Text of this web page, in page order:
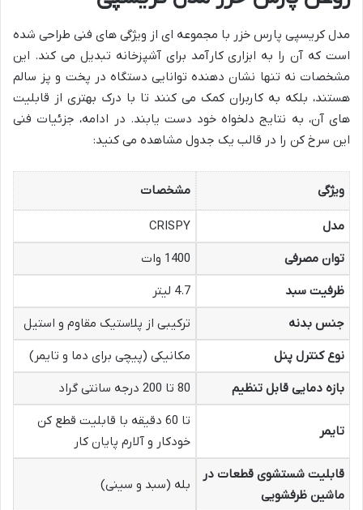
مدل کریسپی پارس خزر با مجموعه ای از ویژگی های فنی طراحی شده
است که آن را به ابزاری کارآمد برای آشپزخانه تبدیل می کند. این
مشخصات نه تنها نشان دهنده توانایی دستگاه در پخت و پز سالم
هستند، بلکه به کاربران کمک می کنند تا با درک بهتری از قابلیت
های آن، به نتایج دلخواه خود دست یابند. در ادامه، جزئیات فنی
این سرخ کن را در قالب یک جدول مشاهده می کنید:
ویژگی مشخصات
مدل
CRISPY
توان مصرفی
1400 وات
ظرفیت سبد
4.7 لیتر
جنس بدنه
ترکیبی از پلاستیک مقاوم و استیل
نوع کنترل پنل
مکانیکی (پیچی برای دما و تایمر)
بازه دمایی قابل تنظیم
80 تا 200 درجه سانتی گراد
تایمر
تا 60 دقیقه با قابلیت قطع کن
خودکار و آلارم پایان کار
قابلیت شستشوی قطعات در
ماشین ظرفشویی
بله (سبد و سینی)